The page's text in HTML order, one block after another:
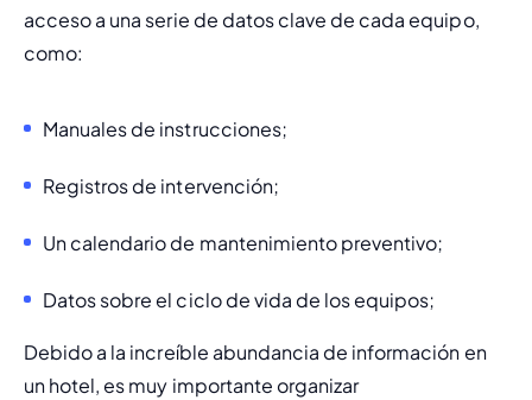
acceso a una serie de datos clave de cada equipo,
como:
Manuales de instrucciones;
Registros de intervención;
Un calendario de mantenimiento preventivo;
Datos sobre el ciclo de vida de los equipos;
Debido a la increíble abundancia de información en
un hotel, es muy importante organizar